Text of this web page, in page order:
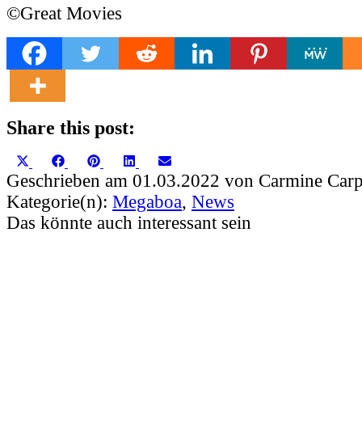
©Great Movies
Share this post:
Share
on
(Twitter)
Share
on
FacebookShare
on
Pinterest Share
on
LinkedInShare
on
Geschrieben am 01.03.2022 von Carmine
Kategorie(n): Megaboa, News
Das könnte auch interessant sein